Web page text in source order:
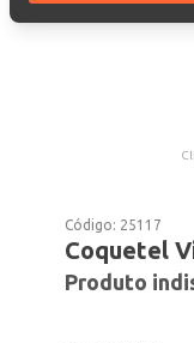
Código: 25117
Coquetel
Produto